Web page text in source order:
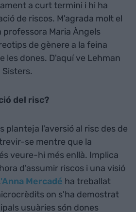
a curt termini i hi ha
de riscos. M'agrada molt el
Maria Àngels
de gènere a la feina
les dones. D'aquí ve Lehman
del risc?
planteja l'aversió al risc des de
se mentre que la
veure-hi més enllà. Implica
d'assumir riscos i una visió
'Anna Mercadé ha treballat
on s'ha demostrat
usuàries són dones